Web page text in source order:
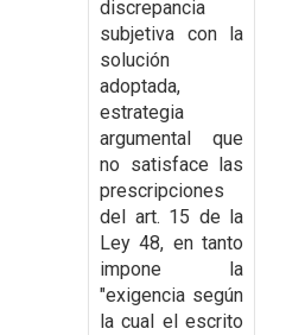
discrepancia
subjetiva con la
solución
adoptada,
estrategia
argumental que
no satisface las
prescripciones
del art. 15 de la
Ley 48, en tanto
impone la
"exigencia según
la cual el escrito